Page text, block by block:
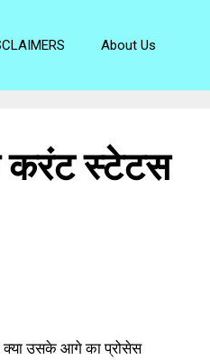
About Us
करंट स्टेटस
क्या उसके आगे का प्रोसेस